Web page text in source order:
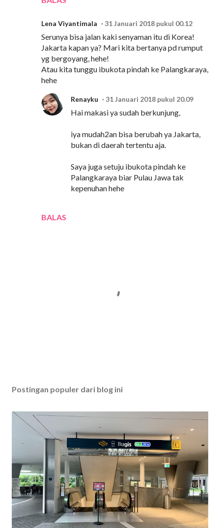
Lena Viyantimala 31 Januari 2018 pukul 00.12
Serunya bisa jalan kaki senyaman itu di Korea!
Jakarta kapan ya? Mari kita bertanya pd rumput
yg bergoyang, hehe!
Atau kita tunggu ibukota pindah ke Palangkaraya,
hehe
BALAS
Renayku 31 Januari 2018 pukul 20.09
Hai makasi ya sudah berkunjung,
iya mudah2an bisa berubah ya Jakarta,
bukan di daerah tertentu aja.
Saya juga setuju ibukota pindah ke
Palangkaraya biar Pulau Jawa tak
kepenuhan hehe
s
m
n
t
a
r
Postingan populer dari blog ini